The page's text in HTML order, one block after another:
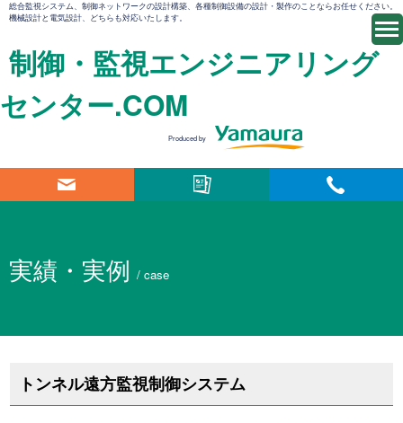
総合監視システム、制御ネットワークの設計構築、各種制御設備の設計・製作のことならお任せください。
機械設計と電気設計、どちらも対応いたします。
制御・監視エンジニアリング
センター.COM
Produced by
実績・実例 / case
トンネル遠方監視制御システム